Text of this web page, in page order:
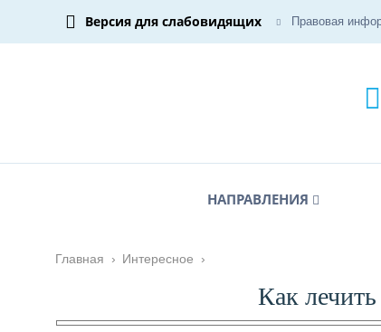
Версия для слабовидящих Правовая
НАПРАВЛЕНИЯ
Главная › Интересное ›
Как